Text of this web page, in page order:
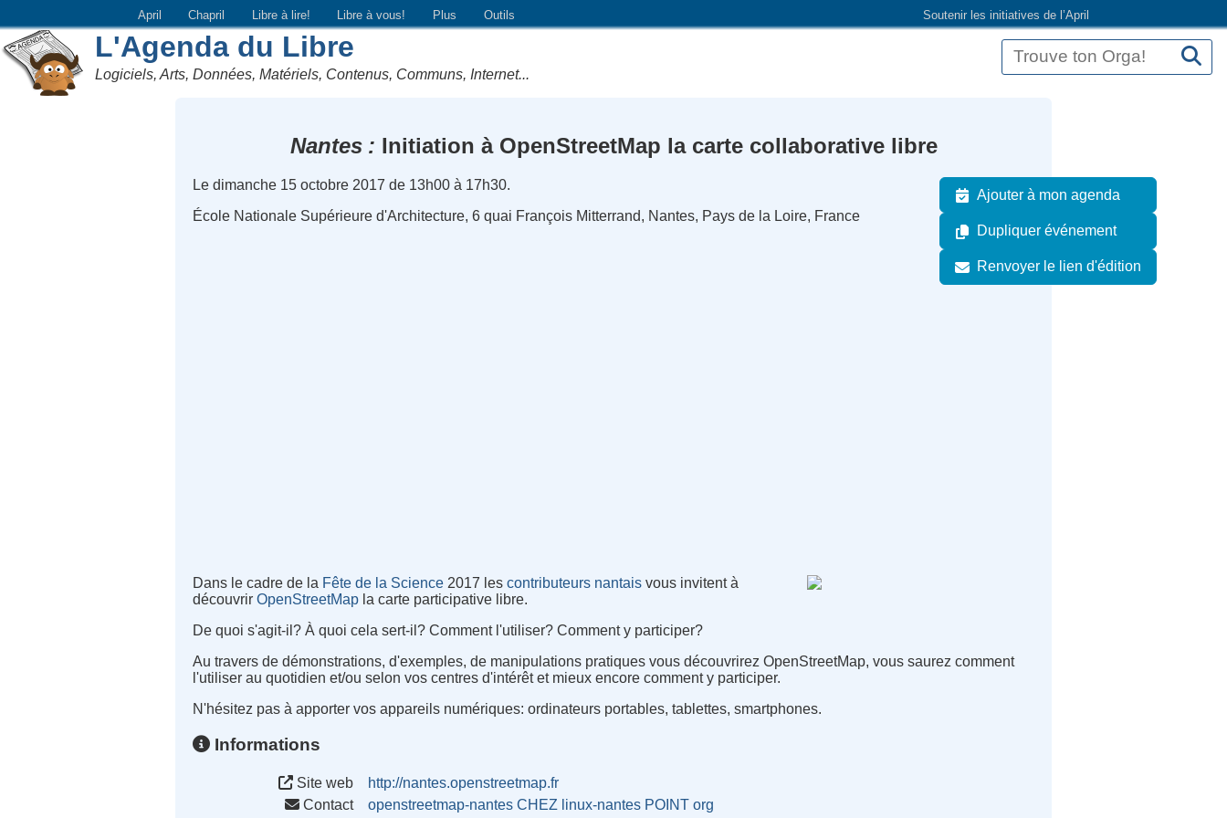
Soutenir les initiatives de l’April
April Chapril Libre à lire! Libre à vous! Plus Outils
L'Agenda du Libre
Logiciels, Arts, Données, Matériels, Contenus, Communs, Internet...
Nantes Initiation à OpenStreetMap la carte collaborative libre
Ajouter à mon agenda
Dupliquer événement
Renvoyer le lien d'édition
Le dimanche 15 octobre 2017 de 13h00 à 17h30.
École Nationale Supérieure d'Architecture, 6 quai François Mitterrand, Nantes, Pays de la Loire, France
Dans le cadre de la Fête de la Science 2017 lescontributeurs nantais vous invitent à
découvrirOpenStreetMap la carte participative libre.
De quoi s'agit-il? À quoi cela sert-il? Comment l'utiliser? Comment y participer?
Au travers de démonstrations, d'exemples, de manipulations pratiques vous découvrirez OpenStreetMap, vous saurez comment
l'utiliser au quotidien et/ou selon vos centres d'intérêt et mieux encore comment y participer.
N'hésitez pas à apporter vos appareils numériques: ordinateurs portables, tablettes, smartphones.
Informations
Site web
http://nantes.openstreetmap.fr
Contact
openstreetmap-nantes CHEZ linux-nantes POINT org